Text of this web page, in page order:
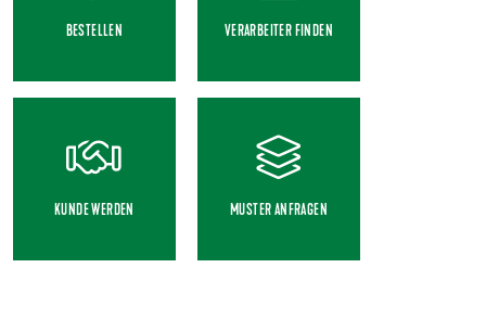
BESTELLEN VERARBEITER FINDEN
KUNDE WERDEN MUSTER ANFRAGEN